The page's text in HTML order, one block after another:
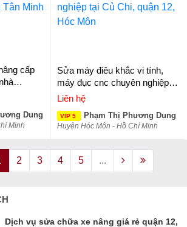
cấp
Minh
Dung
Minh
Sửa máy điêu khắc vi tính,
máy đục cnc chuyên nghiệp
tại Củ Chi, quận 12, Hóc Môn
Liên hệ
VIP 5 Phạm Thị Phương Dung
Huyện Hóc Môn - Hồ Chí Minh
2 3 4 5 ...
Dịch vụ sửa chữa xe nâng giá rẻ quận 12,